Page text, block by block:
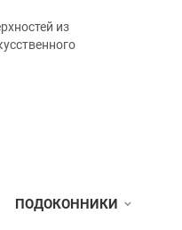
из
ПОДОКОННИКИ